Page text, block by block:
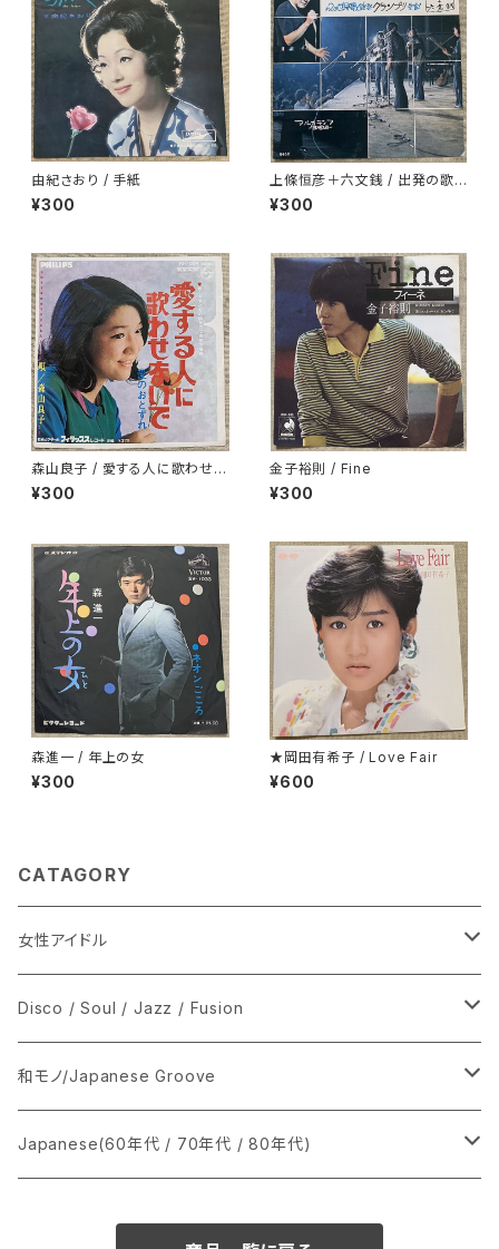
由紀さおり / 手紙
¥300
上條恒彦＋六文銭 / 出発の歌 -
失なわれた時を求めて-
¥300
森山良子 / 愛する人に歌わせな
いで
¥300
金子裕則 / Fine
¥300
森進一 / 年上の女
¥300
★岡田有希子 / Love Fair
¥600
CATAGORY
女性アイドル
シングル盤
あ行
か行
LP
CD
Disco / Soul / Jazz / Fusion
シングル盤
A
12インチ・シングル
和モノ/Japanese Groove
シングル盤
Japanese(60年代 / 70年代 / 80年代)